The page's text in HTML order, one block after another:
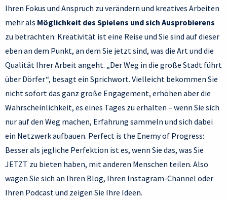
Ihren Fokus und Anspruch zu verändern und kreatives Arbeiten
mehr als Möglichkeit des Spielens und sich Ausprobierens
zu betrachten: Kreativität ist eine Reise und Sie sind auf dieser
eben an dem Punkt, an dem Sie jetzt sind, was die Art und die
Qualität Ihrer Arbeit angeht. „Der Weg in die große Stadt führt
über Dörfer“, besagt ein Sprichwort. Vielleicht bekommen Sie
nicht sofort das ganz große Engagement, erhöhen aber die
Wahrscheinlichkeit, es eines Tages zu erhalten – wenn Sie sich
nur auf den Weg machen, Erfahrung sammeln und sich dabei
ein Netzwerk aufbauen. Perfect is the Enemy of Progress:
Besser als jegliche Perfektion ist es, wenn Sie das, was Sie
JETZT zu bieten haben, mit anderen Menschen teilen. Also
wagen Sie sich an Ihren Blog, Ihren Instagram-Channel oder
Ihren Podcast und zeigen Sie Ihre Ideen.